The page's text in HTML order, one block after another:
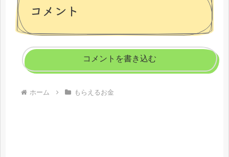
コメント
コメントを書き込む
ホーム もらえるお金